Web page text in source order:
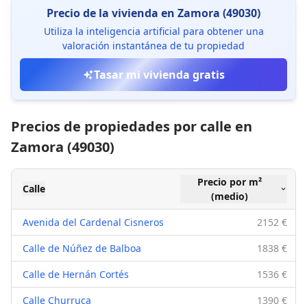
Precio de la vivienda en Zamora (49030)
Utiliza la inteligencia artificial para obtener una
valoración instantánea de tu propiedad
Tasar mi vivienda gratis
Precios de propiedades por calle en
Zamora (49030)
Calle
Precio por m²
(medio)
Avenida del Cardenal Cisneros
2152 €
Calle de Núñez de Balboa
1838 €
Calle de Hernán Cortés
1536 €
Calle Churruca
1390 €